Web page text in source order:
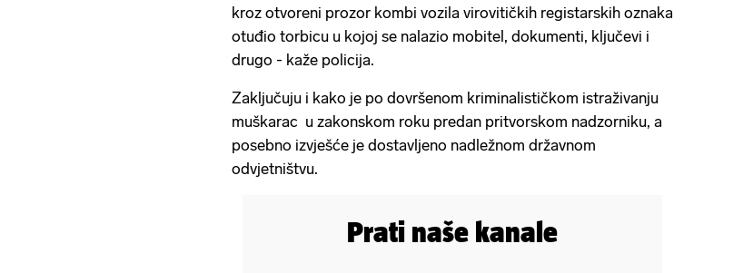
kroz otvoreni prozor kombi vozila virovitičkih registarskih oznaka
otuđio torbicu u kojoj se nalazio mobitel, dokumenti, ključevi i
drugo - kaže policija.
Zaključuju i kako je po dovršenom kriminalističkom istraživanju
muškarac u zakonskom roku predan pritvorskom nadzorniku, a
posebno izvješće je dostavljeno nadležnom državnom
odvjetništvu.
Prati naše kanale